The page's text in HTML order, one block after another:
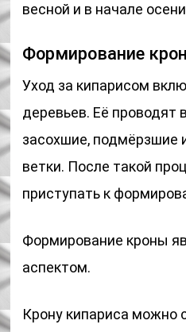
весной и в начале
Формирование
Уход за кипарисом
деревьев. Её проводят
засохшие, подмёрзшие
ветки. После такой
приступать к
Формирование кроны
аспектом.
Крону кипариса можно